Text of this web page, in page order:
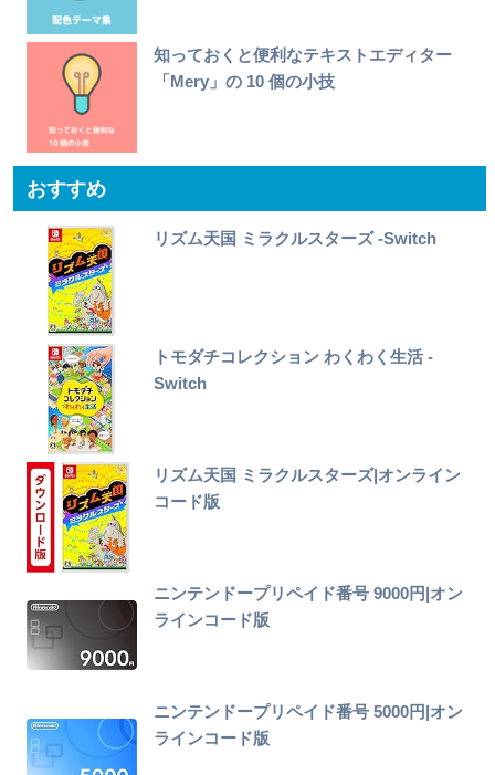
知っておくと便利なテキストエディター
「Mery」の 10 個の小技
おすすめ
リズム天国 ミラクルスターズ -Switch
トモダチコレクション わくわく生活 -
Switch
リズム天国 ミラクルスターズ|オンライン
コード版
ニンテンドープリペイド番号 9000円|オン
ラインコード版
ニンテンドープリペイド番号 5000円|オン
ラインコード版